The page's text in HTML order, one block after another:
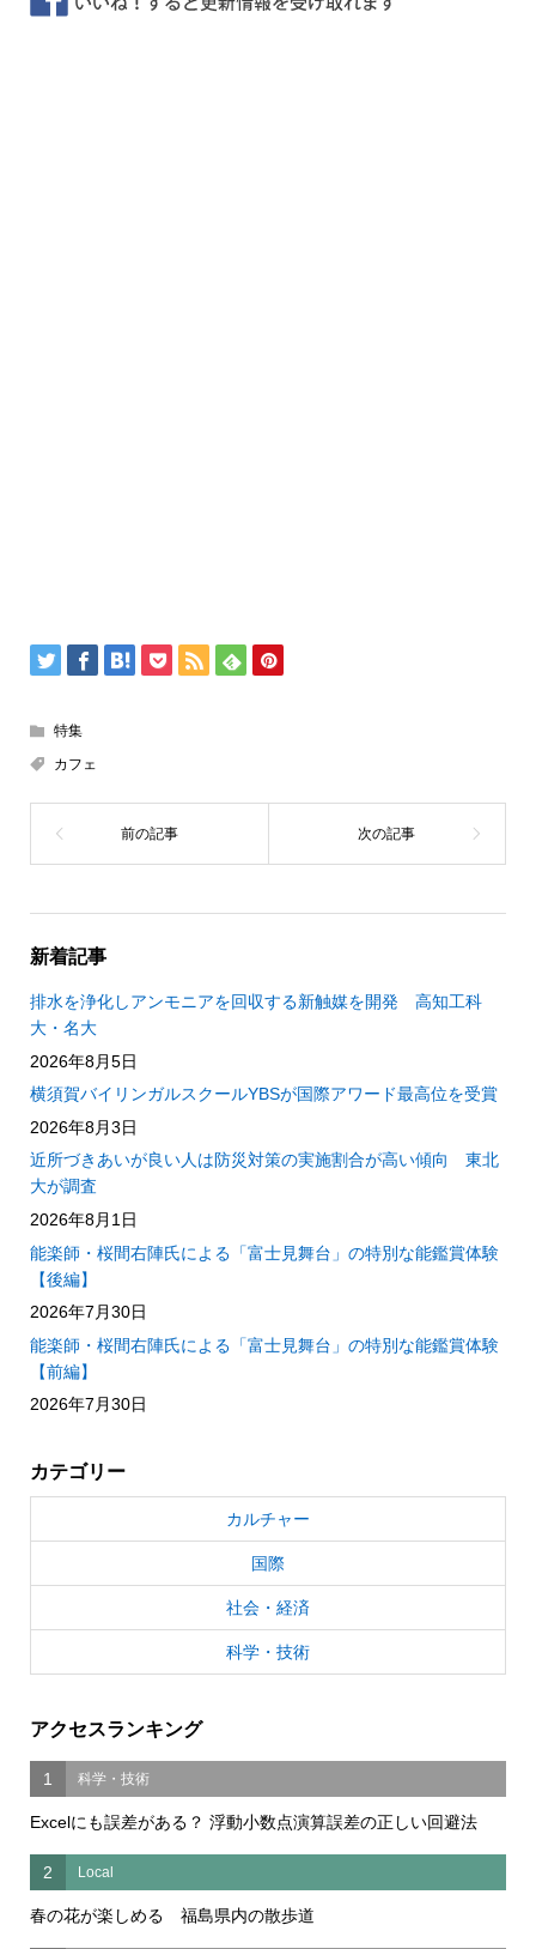
特集
カフェ
新着記事
排水を浄化しアンモニアを回収する新触媒を開発 高知工科
大・名大
2026年8月5日
横須賀バイリンガルスクールYBSが国際アワード最高位を受賞
2026年8月3日
近所づきあいが良い人は防災対策の実施割合が高い傾向 東北
大が調査
2026年8月1日
能楽師・桜間右陣氏による「富士見舞台」の特別な能鑑賞体験
【後編】
2026年7月30日
能楽師・桜間右陣氏による「富士見舞台」の特別な能鑑賞体験
【前編】
2026年7月30日
カテゴリー
カルチャー
国際
社会・経済
科学・技術
アクセスランキング
1 科学・技術
Excelにも誤差がある？ 浮動小数点演算誤差の正しい回避法
2 Local
春の花が楽しめる 福島県内の散歩道